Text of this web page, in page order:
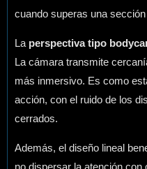
cuando superas una
La perspectiva tipo
La cámara transmite
más inmersivo. Es como
acción, con el ruido de los
cerrados.
Además, el diseño lineal